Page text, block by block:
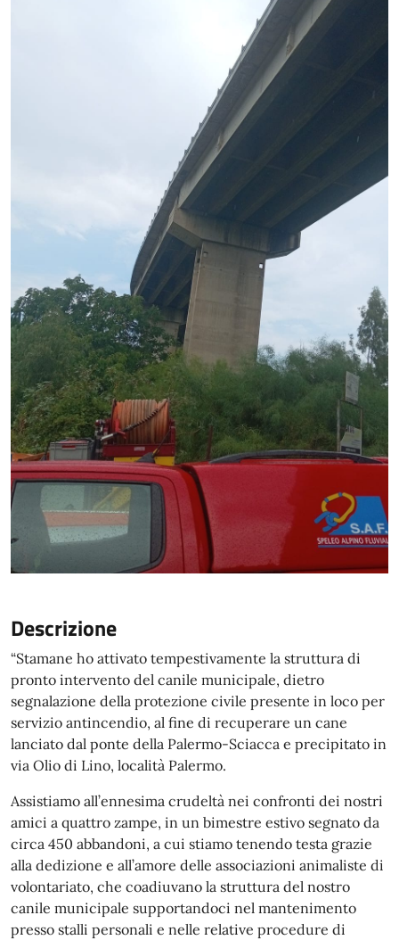
Descrizione
“Stamane ho attivato tempestivamente la struttura di
pronto intervento del canile municipale, dietro
segnalazione della protezione civile presente in loco per
servizio antincendio, al fine di recuperare un cane
lanciato dal ponte della Palermo-Sciacca e precipitato in
via Olio di Lino, località Palermo.
Assistiamo all’ennesima crudeltà nei confronti dei nostri
amici a quattro zampe, in un bimestre estivo segnato da
circa 450 abbandoni, a cui stiamo tenendo testa grazie
alla dedizione e all’amore delle associazioni animaliste di
volontariato, che coadiuvano la struttura del nostro
canile municipale supportandoci nel mantenimento
presso stalli personali e nelle relative procedure di